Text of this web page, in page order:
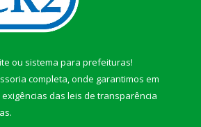
ou sistema para prefeituras!
completa, onde garantimos em
das leis de transparência